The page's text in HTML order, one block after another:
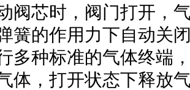
阀芯时，阀门打开，
簧的作用力下自动关
多种标准的气体终端
体，打开状态下释放